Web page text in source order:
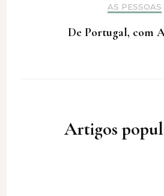
AS PESSOAS
De Portugal, com
Artigos